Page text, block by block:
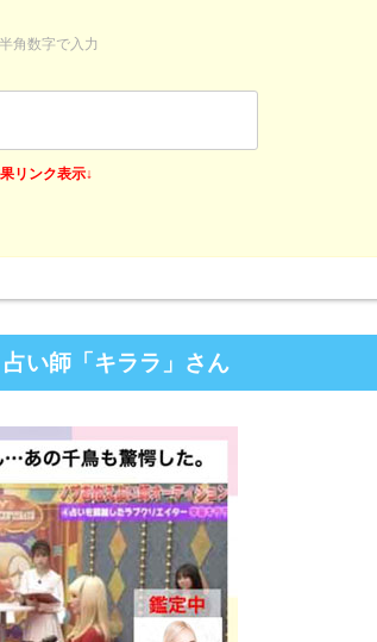
角数字で入力
リンク表示↓
い師「キララ」さん